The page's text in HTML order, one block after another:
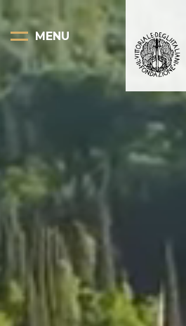
MENU
Pagina Principale
Scopri il Vittoriale
Organizza la tua visita
Eventi e noleggi
Progetti speciali
Mostre
Bottega del Vittoriale
Negozi del Vittoriale
Orari di apertura e prezzi